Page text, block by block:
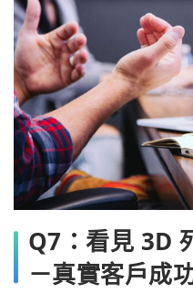
Q7：看見 3D
－真實客戶成